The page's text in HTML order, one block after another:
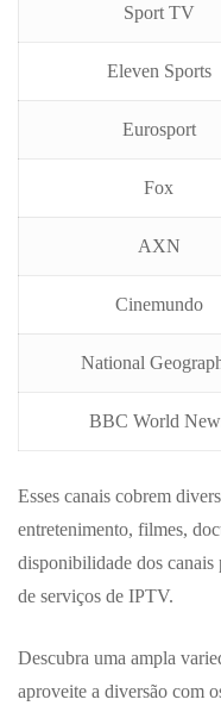
Sport TV
Eleven Sports
Eurosport
Fox
AXN
Cinemundo
National
BBC World
Esses canais cobrem
entretenimento, filmes,
disponibilidade dos
de serviços de IPTV.
Descubra uma ampla
aproveite a diversão com